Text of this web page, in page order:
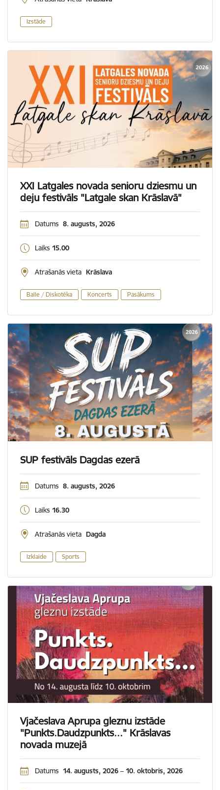
Izstāde
XXI Latgales novada senioru dziesmu un
deju festivāls "Latgale skan Krāslavā"
Datums 8. augusts, 2026
Laiks 15.00
Atrašanās vieta Krāslava
Balle / Diskotēka Koncerts Pasākums
SUP festivāls Dagdas ezerā
Datums 8. augusts, 2026
Laiks 16.30
Atrašanās vieta Dagda
Izklaide Sports
Vjačeslava Aprupa gleznu izstāde
"Punkts.Daudzpunkts..." Krāslavas
novada muzejā
Datums 14. augusts, 2026 – 10. oktobris, 2026